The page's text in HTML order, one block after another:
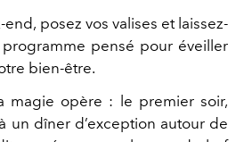
posez vos valises et laissez-
pensé pour éveiller
bien-être.
magie opère : le premier soir,
un dîner d’exception autour de